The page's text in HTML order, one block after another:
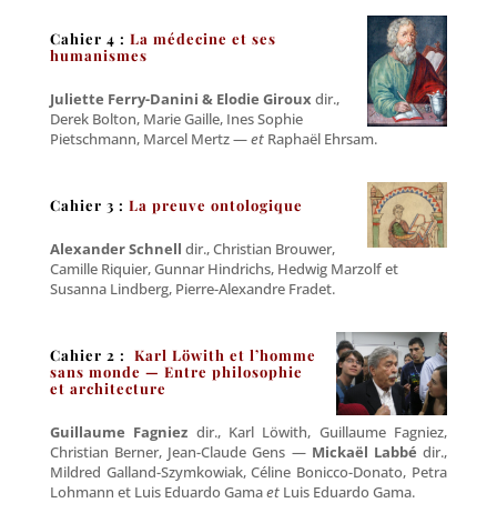
Cahier 4 : La médecine et ses
humanismes
Juliette Ferry-Danini & Elodie Giroux dir.,
Derek Bolton, Marie Gaille, Ines Sophie
Pietschmann, Marcel Mertz —etRaphaël Ehrsam.
Cahier 3 : La preuve ontologique
Alexander Schnell dir., Christian Brouwer,
Camille Riquier, Gunnar Hindrichs, Hedwig Marzolf et
Susanna Lindberg, Pierre-Alexandre Fradet.
Cahier 2 : Karl Löwith et l’homme
sans monde — Entre philosophie
et architecture
Guillaume Fagniez dir., Karl Löwith, Guillaume Fagniez,
Christian Berner, Jean-Claude Gens —Mickaël Labbé dir.,
Mildred Galland-Szymkowiak, Céline Bonicco-Donato, Petra
Lohmann et Luis Eduardo Gamaet Luis Eduardo Gama.